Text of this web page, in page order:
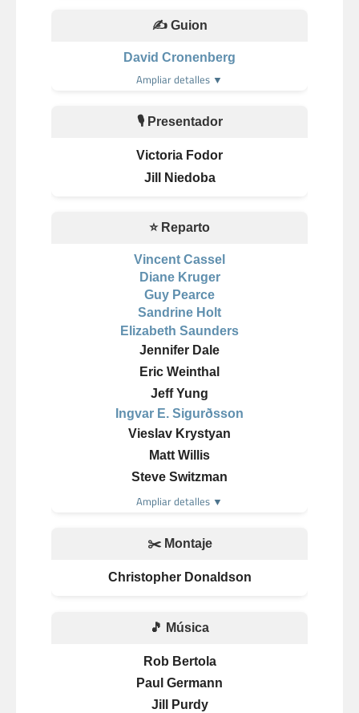
✍️ Guion
David Cronenberg
Ampliar detalles ▼
🎙️ Presentador
Victoria Fodor
Jill Niedoba
⭐ Reparto
Vincent Cassel
Diane Kruger
Guy Pearce
Sandrine Holt
Elizabeth Saunders
Jennifer Dale
Eric Weinthal
Jeff Yung
Ingvar E. Sigurðsson
Vieslav Krystyan
Matt Willis
Steve Switzman
Ampliar detalles ▼
✂️ Montaje
Christopher Donaldson
🎵 Música
Rob Bertola
Paul Germann
Jill Purdy